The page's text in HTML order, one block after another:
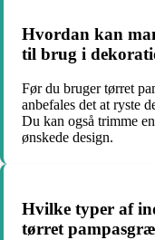
Hvordan kan
til brug i
Før du bruger tørret
anbefales det at ryste
Du kan også trimme
ønskede design.
Hvilke typer af
tørret